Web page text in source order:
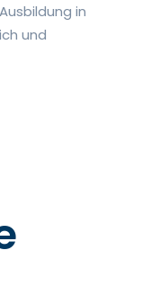
in
und